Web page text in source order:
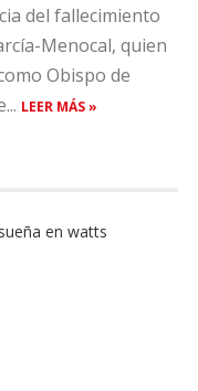
del fallecimiento
Menocal, quien
Obispo de
LEER MÁS »
en watts